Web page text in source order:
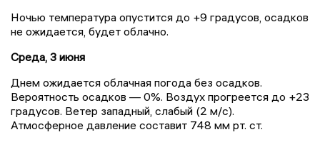
Ночью температура опустится до +9 градусов, осадков
не ожидается, будет облачно.
Среда, 3 июня
Днем ожидается облачная погода без осадков.
Вероятность осадков — 0%. Воздух прогреется до +23
градусов. Ветер западный, слабый (2 м/с).
Атмосферное давление составит 748 мм рт. ст.